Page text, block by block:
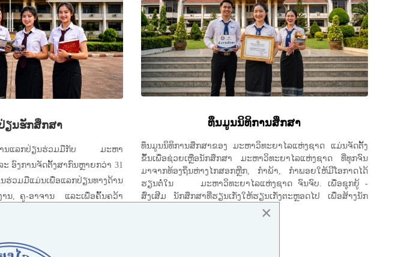
ຽນຮັກສຶກສາ
ການແລກປ່ຽນຮ່ວມມືກັບ ມະຫາ
ອົງການຈັດຕັ້ງສາກົນຫຼາຍກວ່າ 31
ຮ່ວມມືແມ່ນເພື່ອແລກປ່ຽນທາງດ້ານ
ນ, ຄູ-ອາຈານ ແລະເພື່ອຄົ້ນຄວ້າ
ທຶນມູນນິທິການສຶກສາ
ທຶນມູນນິທິການສຶກສາຂອງ ມະຫາວິທະຍາໄລແຫ່ງຊາດ ແມ່ນຈັດຕັ້ງ
ຂຶ້ນເພື່ອຊ່ວຍເຫຼືອນັກສຶກສາ ມະຫາວິທະຍາ​ໄລ​ແຫ່ງ​ຊາດ ທີ່ທຸກຈົນ
ມາຈາກທ້ອງຖິ່ນຫ່າງໄກສອກຫຼີກ, ກໍາພ້າ, ກໍາພອຍໃຫ້ມີໂອກາດໄດ້
ຮຽນຕໍ່ໃນ ມະຫາວິທະຍາໄລແຫ່ງຊາດ ຈົນຈົບ. ເພື່ອຊຸກຍູ້ -
ສົ່ງເສີມ ນັກສຶກສາທີ່ຮຽນເກັ່ງໃຫ້ຮຽນເກັ່ງຕະຫຼອດໄປ ເພື່ອສ້າງນັກ
ວິຊາການໃຫ້ແກ່ທ້ອງຖິ່ນຫ່າງໄກສອກຫຼີກ.
×